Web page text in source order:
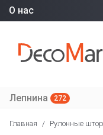
О нас
Лепнина 272
Главная / Рулонные